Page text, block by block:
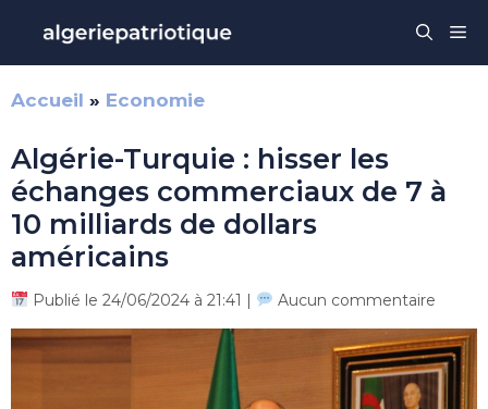
contenu
Accueil » Economie
Algérie-Turquie : hisser les
échanges commerciaux de 7 à
10 milliards de dollars
américains
Publié le 24/06/2024 à 21:41 | Aucun commentaire